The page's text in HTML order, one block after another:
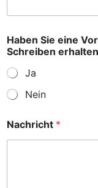
e
*
Haben Sie eine
Schreiben
Ja
Nein
Nachricht *